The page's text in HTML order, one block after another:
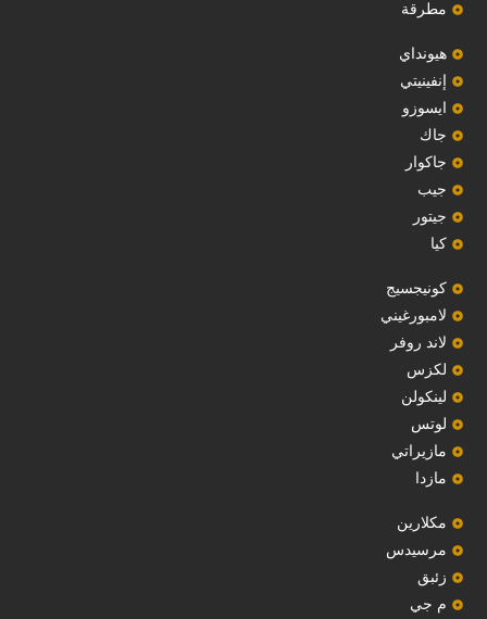
مطرقة
هيونداي
إنفينيتي
‏ايسوزو‏
‏جاك‏
جاكوار
جيب
‏جيتور‏
كيا
‏كونيجسيج‏
لامبورغيني
لاند روفر
لكزس
لينكولن
‏لوتس‏
مازيراتي
مازدا
مكلارين
مرسيدس
‏زئبق‏
م جي